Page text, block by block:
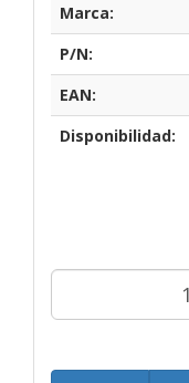
Marca:
P/N:
EAN:
Disponibilidad: